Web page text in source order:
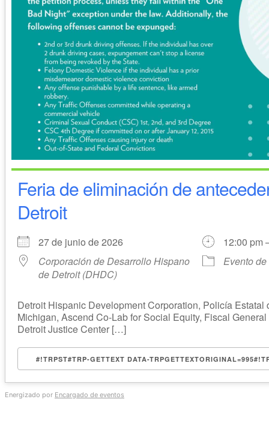
Feria de eliminación de
Detroit
27 de junio de 2026
12:00 pm
Corporación de Desarrollo Hispano
de Detroit (DHDC)
Evento
Detroit Hispanic Development Corporation, Policía Estatal
Michigan, Ascend Co-Lab for Social Equity, Fiscal
Detroit Justice Center […]
#!TRPST#TRP-GETTEXT DATA-
Energizado por Encargado de eventos